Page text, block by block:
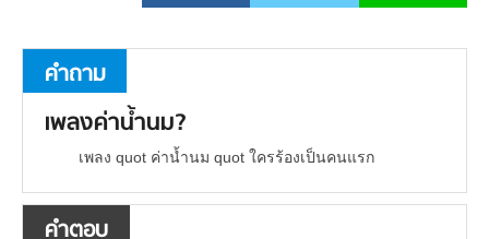
คำถาม
เพลงค่าน้ำนม?
เพลง quot ค่าน้ำนม quot ใครร้องเป็นคนแรก
คำตอบ